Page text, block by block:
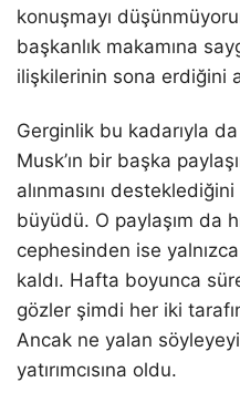
konuşmayı
başkanlık makamına
ilişkilerinin sona erdiğini
Gerginlik bu kadarıyla da
Musk’ın bir başka
alınmasını
büyüdü. O paylaşım da
cephesinden ise yalnızca
kaldı. Hafta boyunca
gözler şimdi her iki
Ancak ne yalan
yatırımcısına oldu.